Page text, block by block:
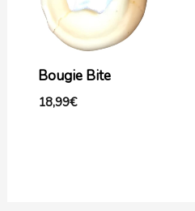
Bougie Bite
18,99€